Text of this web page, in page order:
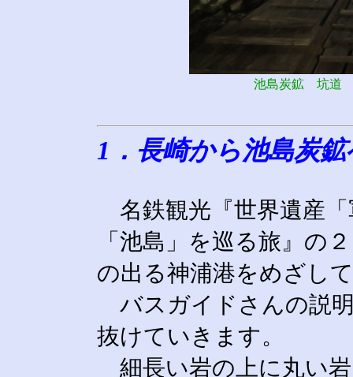
池島炭鉱 坑道
1．長崎から池島炭鉱
名鉄観光『世界遺産
「池島」を巡る旅』の
の出る神浦港をめざし
バスガイドさんの説
抜けていきます。
細長い岩の上に丸い